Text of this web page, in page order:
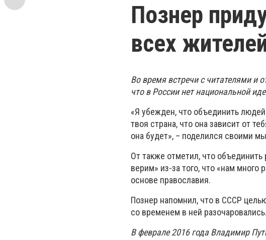
Познер
всех
Во время встречи с читателями и
что в России нет национальной
«Я убежден, что объединить
твоя страна, что она зависит от
она будет», – поделился своими
От также отметил, что
верим» из-за того, что «нам
основе православия.
Познер напомнил, что в СССР
со временем в ней разочаровались.
В феврале 2016 года Владимир